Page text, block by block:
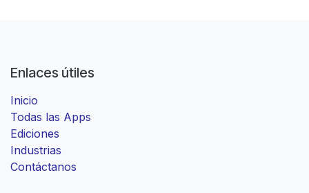
Enlaces útiles
Inicio
Todas las Apps
Ediciones
Industrias
Contáctanos